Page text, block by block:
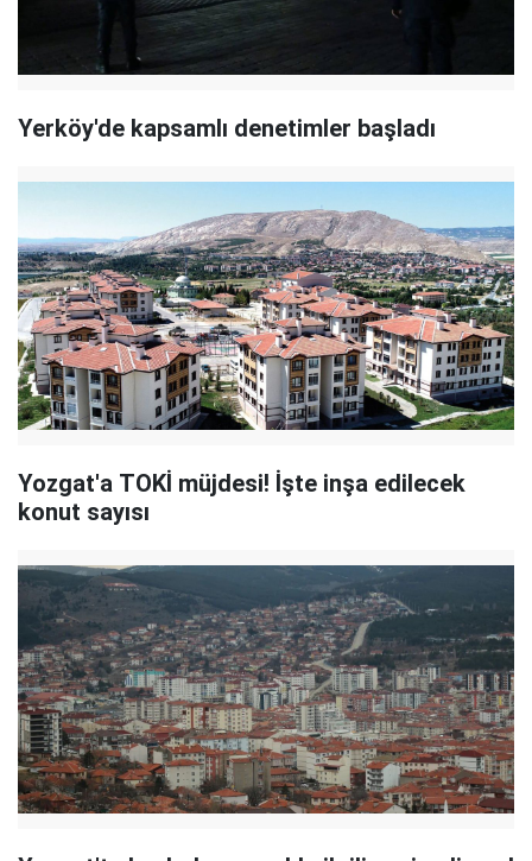
Yerköy'de kapsamlı denetimler başladı
Yozgat'a TOKİ müjdesi! İşte inşa edilecek
konut sayısı